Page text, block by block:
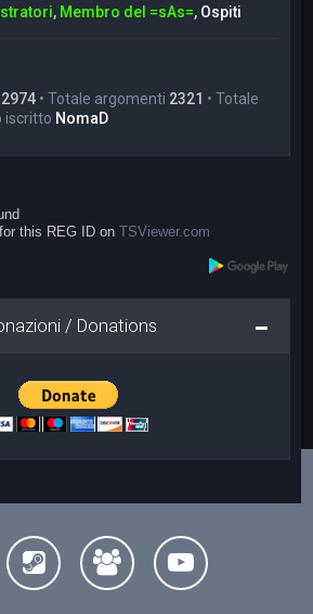
, Membro del =sAs=, Ospiti
• Totale argomenti 2321 • Totale
iscritto NomaD
this REG ID onTSViewer.com
/ Donations